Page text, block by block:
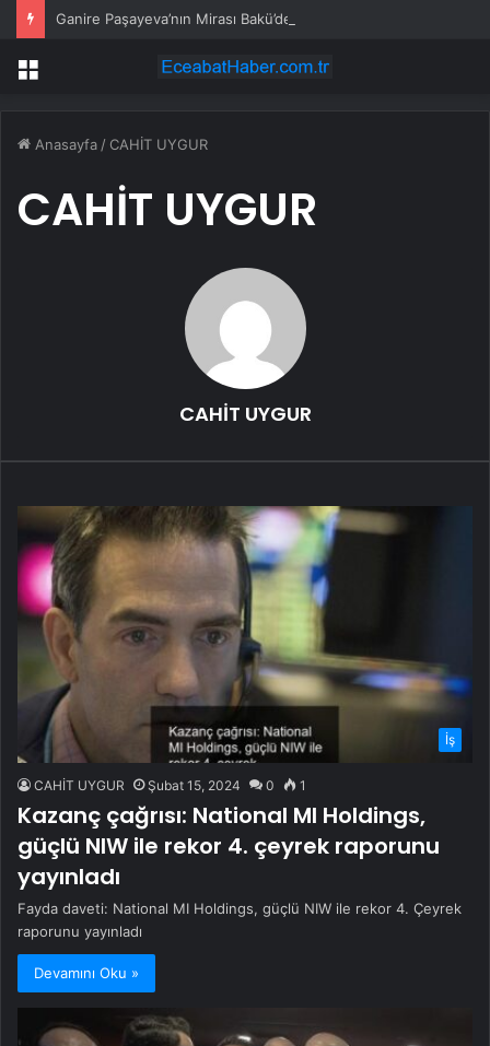
Ganire Paşayeva’nın Mirası Bakü’de Yaşatılıyor
Menü
Anasayfa / CAHİT UYGUR
CAHİT UYGUR
CAHİT UYGUR
İş
CAHİT UYGUR Şubat 15, 2024 0 1
Kazanç çağrısı: National MI Holdings,
güçlü NIW ile rekor 4. çeyrek raporunu
yayınladı
Fayda daveti: National MI Holdings, güçlü NIW ile rekor 4. Çeyrek
raporunu yayınladı
Devamını Oku »